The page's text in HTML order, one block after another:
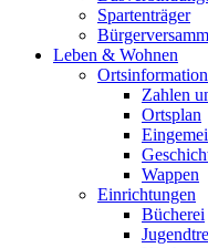
Spartenträger
Leben & Wohnen
Zahlen
Ortsplan
Wappen
Einrichtungen
Bücherei